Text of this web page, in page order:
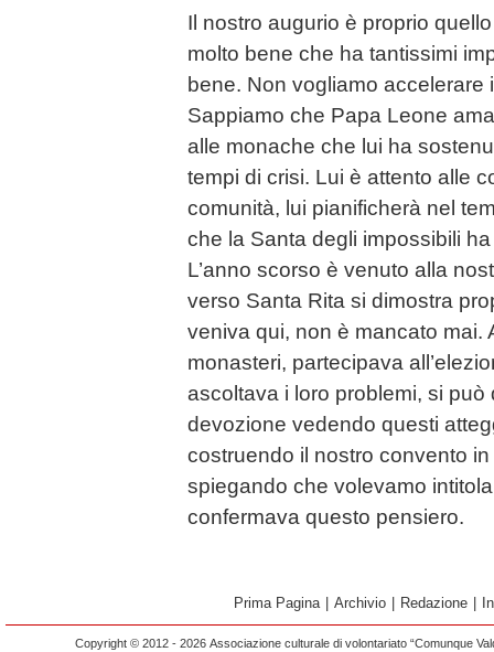
Il nostro augurio è proprio
molto bene che ha tantissimi
bene. Non vogliamo accelerare
Sappiamo che Papa Leone
alle monache che lui ha
tempi di crisi. Lui è attento alle
comunità, lui pianificherà nel
che la Santa degli impossibili
L’anno scorso è venuto alla
verso Santa Rita si dimostra
veniva qui, non è mancato mai.
monasteri, partecipava
ascoltava i loro problemi, si
devozione vedendo questi
costruendo il nostro convento
spiegando che volevamo
confermava questo pensiero.
Prima Pagina | Archivio | Redazione |
Copyright © 2012 - 2026 Associazione culturale di volontariato “Comunque